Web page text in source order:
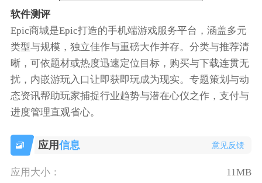
软件测评
Epic商城是Epic打造的手机端游戏服务平台，涵盖多元
类型与规模，独立佳作与重磅大作并存。分类与推荐清
晰，可依题材或热度迅速定位目标，购买与下载连贯无
扰，内嵌游玩入口让即获即玩成为现实。专题策划与动
态资讯帮助玩家捕捉行业趋势与潜在心仪之作，支付与
进度管理直观省心。
应用信息 意见反馈
应用大小： 11MB